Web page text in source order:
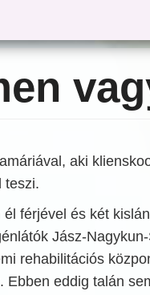
aki
teszi.
férjével és két
Jász-
rehabilitációs
Ebben eddig talán